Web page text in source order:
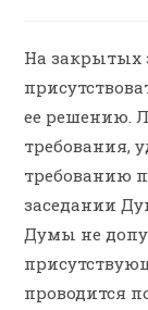
На закрытых
ее решению.
требования,
требованию
заседании
Думы не
проводится